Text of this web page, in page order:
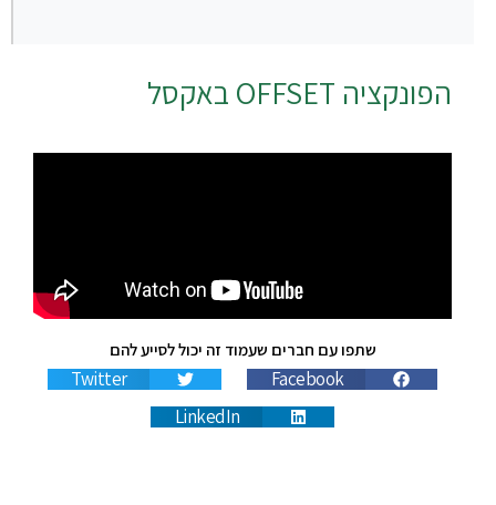
הפונקציה OFFSET באקסל
שתפו עם חברים שעמוד זה יכול לסייע להם
Facebook
Twitter
LinkedIn